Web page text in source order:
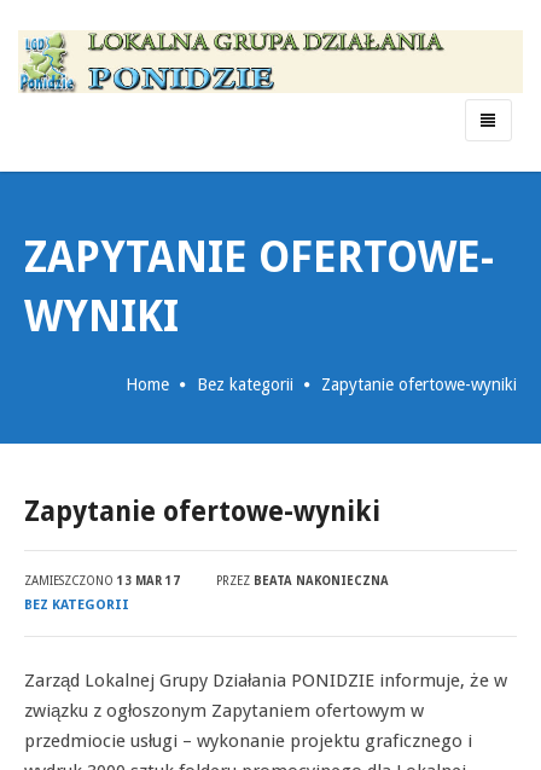
Menu
ZAPYTANIE OFERTOWE-
WYNIKI
Home Bez kategorii Zapytanie ofertowe-wyniki
Zapytanie ofertowe-wyniki
ZAMIESZCZONO 13 MAR 17 PRZEZ BEATA NAKONIECZNA
BEZ KATEGORII
Zarząd Lokalnej Grupy Działania PONIDZIE informuje, że w
związku z ogłoszonym Zapytaniem ofertowym w
przedmiocie usługi – wykonanie projektu graficznego i